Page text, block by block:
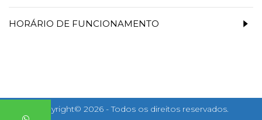
HORÁRIO DE FUNCIONAMENTO
Copyright© 2026 - Todos os direitos reservados.